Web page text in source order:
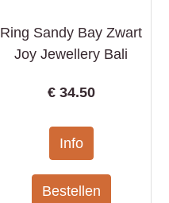
Ring Sandy Bay Zwart
Joy Jewellery Bali
€ 34.50